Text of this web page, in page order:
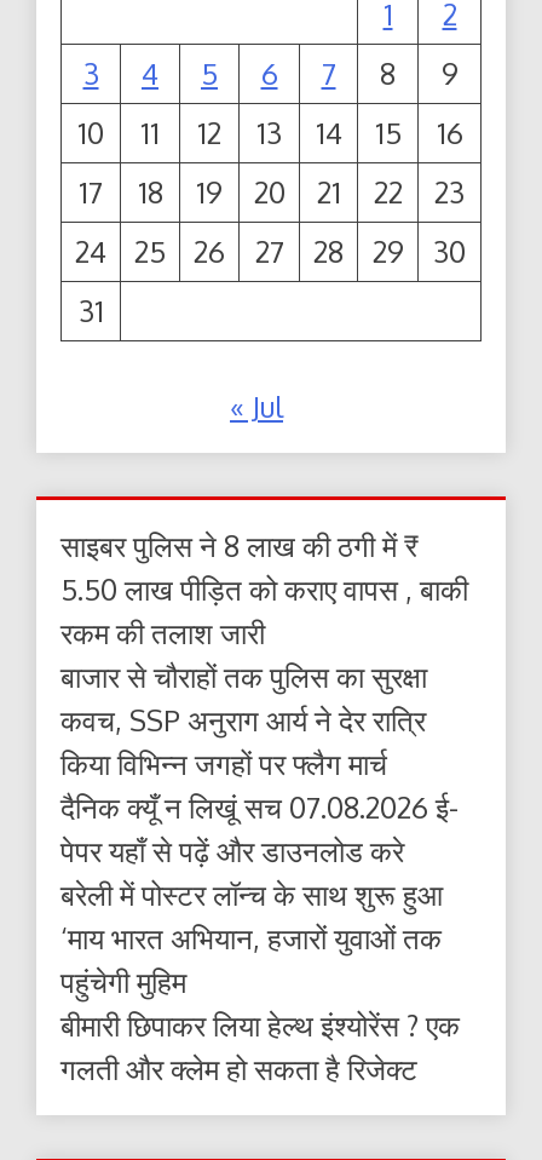
1
2
3
4 5 6 7 8
9
10
11 12 13 14 15
16
17
18 19 20 21 22
23
24
25 26 27 28 29
30
31
« Jul
साइबर पुलिस ने 8 लाख की ठगी में ₹
5.50 लाख पीड़ित को कराए वापस , बाकी
रकम की तलाश जारी
बाजार से चौराहों तक पुलिस का सुरक्षा
कवच, SSP अनुराग आर्य ने देर रात्रि
किया विभिन्न जगहों पर फ्लैग मार्च
दैनिक क्यूँ न लिखूं सच 07.08.2026 ई-
पेपर यहाँ से पढ़ें और डाउनलोड करे
बरेली में पोस्टर लॉन्च के साथ शुरू हुआ
‘माय भारत अभियान, हजारों युवाओं तक
पहुंचेगी मुहिम
बीमारी छिपाकर लिया हेल्थ इंश्योरेंस ? एक
गलती और क्लेम हो सकता है रिजेक्ट